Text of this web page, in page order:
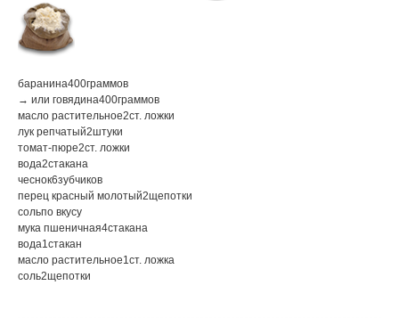
баранина400граммов
→ или говядина400граммов
масло растительное2ст. ложки
лук репчатый2штуки
томат-пюре2ст. ложки
вода2стакана
чеснок6зубчиков
перец красный молотый2щепотки
сольпо вкусу
мука пшеничная4стакана
вода1стакан
масло растительное1ст. ложка
соль2щепотки